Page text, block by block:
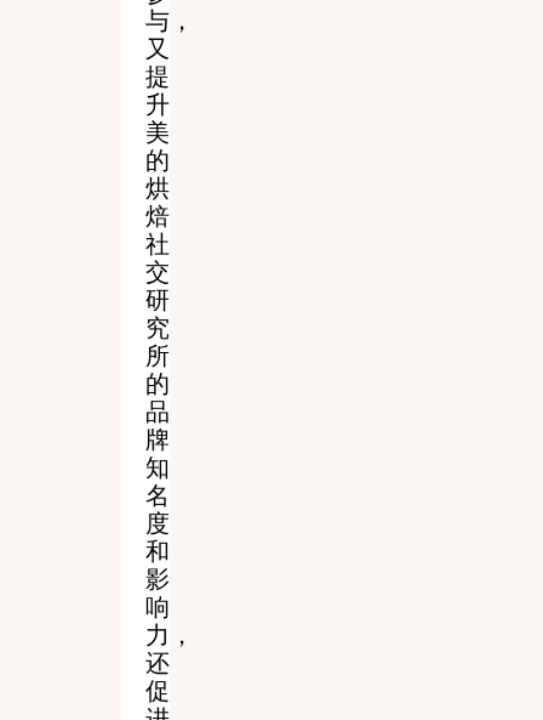
与，
又
提
升
美
的
烘
焙
社
交
研
究
所
的
品
牌
知
名
度
和
影
响
力，
还
促